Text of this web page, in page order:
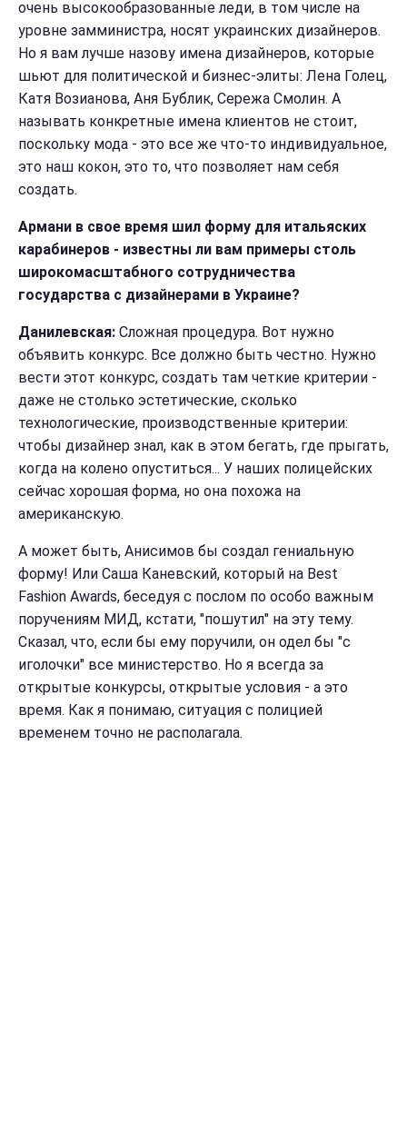
очень высокообразованные леди, в том числе на
уровне замминистра, носят украинских дизайнеров.
Но я вам лучше назову имена дизайнеров, которые
шьют для политической и бизнес-элиты: Лена Голец,
Катя Возианова, Аня Бублик, Сережа Смолин. А
называть конкретные имена клиентов не стоит,
поскольку мода - это все же что-то индивидуальное,
это наш кокон, это то, что позволяет нам себя
создать.
Армани в свое время шил форму для итальяских
карабинеров - известны ли вам примеры столь
широкомасштабного сотрудничества
государства с дизайнерами в Украине?
Данилевская: Сложная процедура. Вот нужно
объявить конкурс. Все должно быть честно. Нужно
вести этот конкурс, создать там четкие критерии -
даже не столько эстетические, сколько
технологические, производственные критерии:
чтобы дизайнер знал, как в этом бегать, где прыгать,
когда на колено опуститься... У наших полицейских
сейчас хорошая форма, но она похожа на
американскую.
А может быть, Анисимов бы создал гениальную
форму! Или Саша Каневский, который на Best
Fashion Awards, беседуя с послом по особо важным
поручениям МИД, кстати, "пошутил" на эту тему.
Сказал, что, если бы ему поручили, он одел бы "с
иголочки" все министерство. Но я всегда за
открытые конкурсы, открытые условия - а это
время. Как я понимаю, ситуация с полицией
временем точно не располагала.